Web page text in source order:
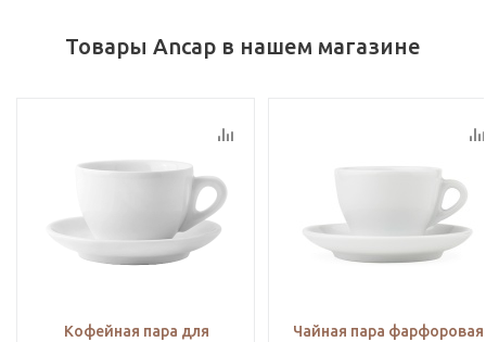
Товары Аncap в нашем магазине
Кофейная пара для
Чайная пара фарфоровая